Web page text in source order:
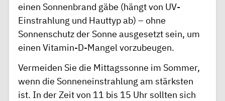
einen Sonnenbrand gäbe (hängt von UV-
Einstrahlung und Hauttyp ab) – ohne
Sonnenschutz der Sonne ausgesetzt sein, um
einen Vitamin-D-Mangel vorzubeugen.
Vermeiden Sie die Mittagssonne im Sommer,
wenn die Sonneneinstrahlung am stärksten
ist. In der Zeit von 11 bis 15 Uhr sollten sich